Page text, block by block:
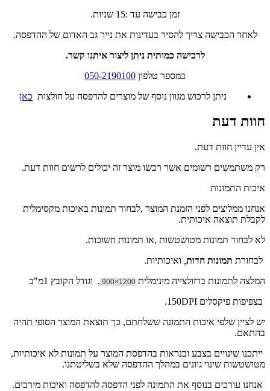
זמן כבישה עד :15 שניות.
לאחר הכבישה צריך להסיר בעדינות את נייר גב האדום של ההדפסה.
לרכישה כמותית ניתן ליצור איתנו קשר.
במספר טלפון 050-2190100
ניתן לרכוש מגוון נוסף של מוצרים להדפסה על חולצות כאן
חוות דעת
אין עדיין חוות דעת.
רק משתמשים רשומים אשר רכשו מוצר זה יכולים לרשום חוות דעת.
איכות התמונות
אנחנו ממליצים לפני הזמנת המוצר ,לבחור תמונות באיכות מקסימלית
לקבלת תוצאה איכותית.
לא לבחור תמונות מטושטשות ,או תמונות חשוכות.
לבחורת תמונות חדות ואיכותיות.
המלצה לתמונות ברזולצייה מינימלית 1200×900
, וגודל הקובץ 1מ"ב
בצפיפות פיקסלים 150DPI.
יש לציין שלפי איכות התמונה ששלחתם, כך תוצאת המוצר הסופי תהיה
בהתאם.
ייתכנו שינויים בצבע ובנראות בהדפסת המוצר על תמונות לא איכותיות,
מטושטשות שינוי גוונים במהלך ההדפסה שלא בשליטתנו.
אנחנו עורכים בנוסף את התמונה לפני הדפסה להדפסה ואיכות מירבים.